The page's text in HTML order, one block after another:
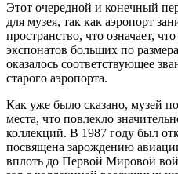
Этот очередной и конечный
для музея, так как аэропорт
пространство, что означает,
экспонатов больших по
оказалось соответствующее
старого аэропорта.
Как уже было сказано, музей
места, что повлекло
коллекций. В 1987 году был
посвящена зарождению
вплоть до Первой Мировой